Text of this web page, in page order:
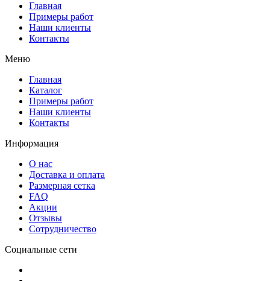
Главная
Примеры работ
Наши клиенты
Контакты
Меню
Главная
Каталог
Примеры работ
Наши клиенты
Контакты
Информация
О нас
Доставка и оплата
Размерная сетка
FAQ
Акции
Отзывы
Сотрудничество
Социальные сети